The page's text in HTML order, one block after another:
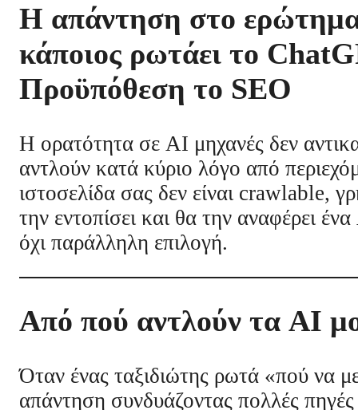
Η απάντηση στο ερώτημα
κάποιος ρωτάει το
Προϋπόθεση το SEO
Η ορατότητα σε AI μηχανές δεν
αντλούν κατά κύριο λόγο από
ιστοσελίδα σας δεν είναι crawlable,
την εντοπίσει και θα την αναφέρει
όχι παράλληλη επιλογή.
Από πού αντλούν τα AI
Όταν ένας ταξιδιώτης ρωτά «πού να
απάντηση συνδυάζοντας πολλές πηγές